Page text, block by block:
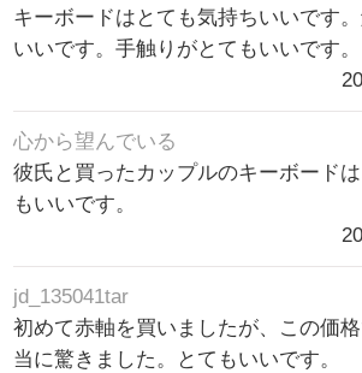
キーボードはとても気持ちいいです
いいです。手触りがとてもいいです。
心から望んでいる
彼氏と買ったカップルのキーボード
もいいです。
jd_135041tar
初めて赤軸を買いましたが、この価
当に驚きました。とてもいいです。